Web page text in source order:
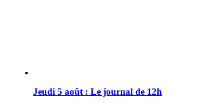
Jeudi 5 août : Le journal de 12h